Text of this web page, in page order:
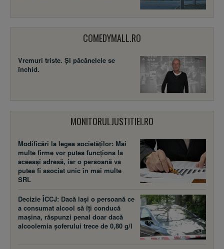
COMEDYMALL.RO
Vremuri triste. Şi păcănelele se
închid.
MONITORULJUSTITIEI.RO
Modificări la legea societăţilor: Mai
multe firme vor putea funcţiona la
aceeaşi adresă, iar o persoană va
putea fi asociat unic în mai multe
SRL
Decizie ÎCCJ: Dacă laşi o persoană ce
a consumat alcool să îţi conducă
maşina, răspunzi penal doar dacă
alcoolemia şoferului trece de 0,80 g/l